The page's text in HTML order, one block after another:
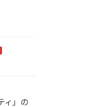
ィ」の